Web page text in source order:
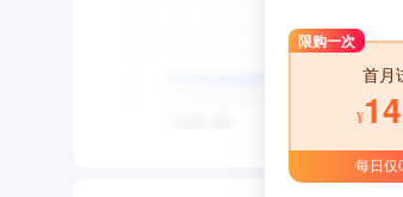
限购一次
首月
¥
每日仅